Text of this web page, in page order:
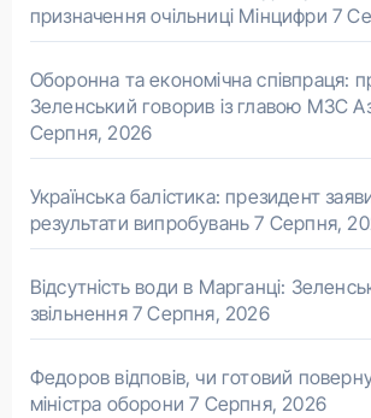
призначення очільниці Мінцифри 7
Оборонна та економічна співпраця:
Зеленський говорив із главою МЗС
Серпня, 2026
Українська балістика: президент
результати випробувань 7 Серпня,
Відсутність води в Марганці:
звільнення 7 Серпня, 2026
Федоров відповів, чи готовий
міністра оборони 7 Серпня, 2026